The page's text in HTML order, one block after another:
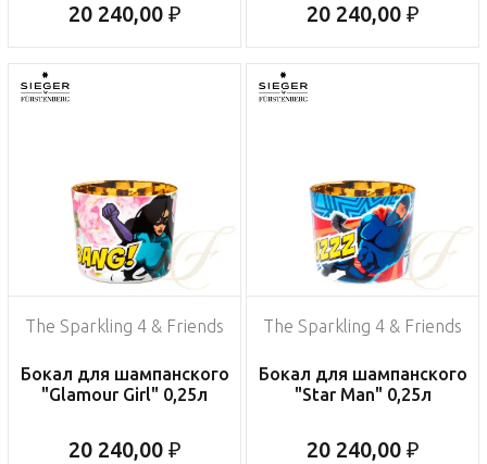
20 240,00 ₽ 20 240,00 ₽
The Sparkling 4 & Friends
Бокал для шампанского
"Glamour Girl" 0,25л
20 240,00 ₽
The Sparkling 4 & Friends
Бокал для шампанского
"Star Man" 0,25л
20 240,00 ₽